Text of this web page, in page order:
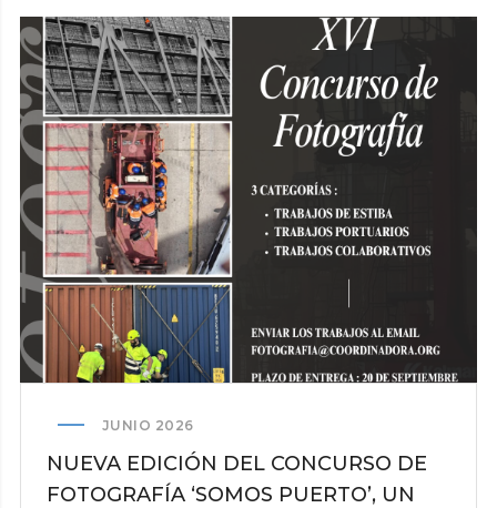
EMPRESA
DE
LA
AUTORIDAD
PORTUARIA
DE
BARCELONA
ALERTA
DE
POSIBLES
RECORTES
SALARIALES
INJUSTIFICADOS
JUNIO 2026
NUEVA EDICIÓN DEL CONCURSO DE
FOTOGRAFÍA ‘SOMOS PUERTO’, UN